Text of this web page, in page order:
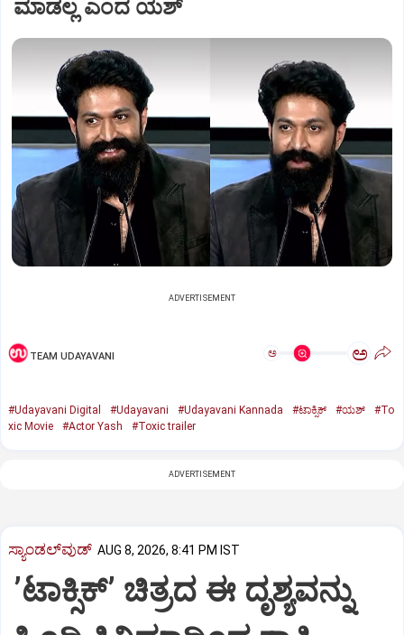
ಮಾಡಲ್ಲ ಎಂದ ಯಶ್
ADVERTISEMENT
TEAM UDAYAVANI ಅ ಅ
#Udayavani Digital #Udayavani #Udayavani Kannada #ಟಾಕ್ಸಿಕ್‌ #ಯಶ್‌
#To
xic Movie
#Actor Yash #Toxic trailer
ADVERTISEMENT
ಸ್ಯಾಂಡಲ್‌ವುಡ್‌ AUG 8, 2026, 8:41 PM IST
ʼಟಾಕ್ಸಿಕ್‌ʼ ಚಿತ್ರದ ಈ ದೃಶ್ಯವನ್ನು